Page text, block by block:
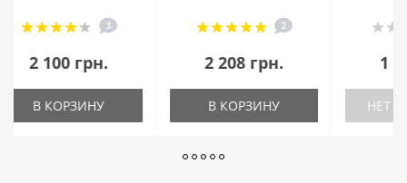
2
2 208 грн.
В КОРЗИНУ
4
1 476 грн.
НЕТ В НАЛИЧИИ
1
В